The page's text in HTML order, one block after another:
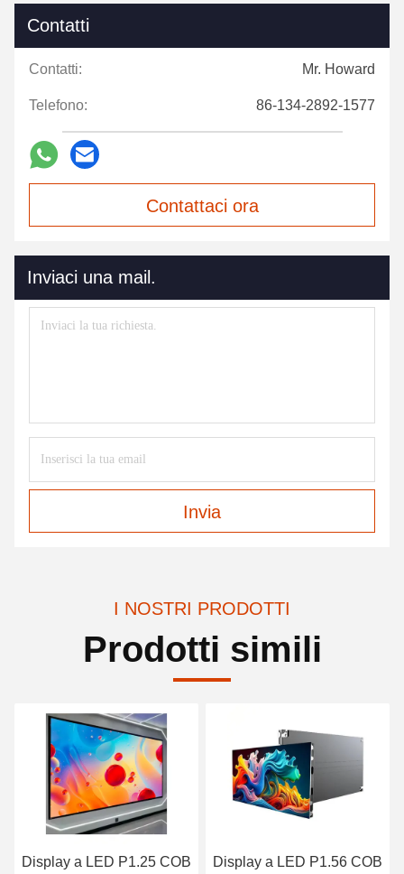
Contatti
Contatti: Mr. Howard
Telefono: 86-134-2892-1577
Contattaci ora
Inviaci una mail.
Invia
I NOSTRI PRODOTTI
Prodotti simili
Display a LED P1.56 COB
Schermo LED per interni